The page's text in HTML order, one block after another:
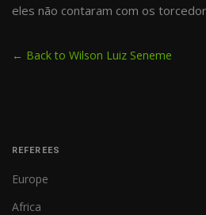
eles não contaram com os
← Back to Wilson Luiz Seneme
REFEREES
Europe
Africa